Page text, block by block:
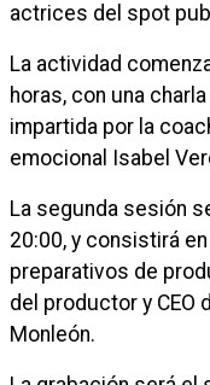
actrices del spot
La actividad
horas, con una
impartida por la
emocional Isabel
La segunda sesión
20:00, y consistirá
preparativos de
del productor y CEO
Monleón.